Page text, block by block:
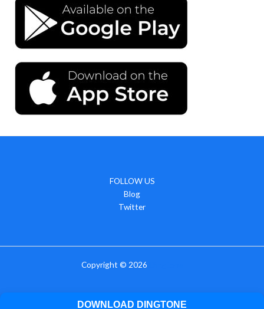
FOLLOW US
Blog
Twitter
Copyright © 2026
DOWNLOAD DINGTONE